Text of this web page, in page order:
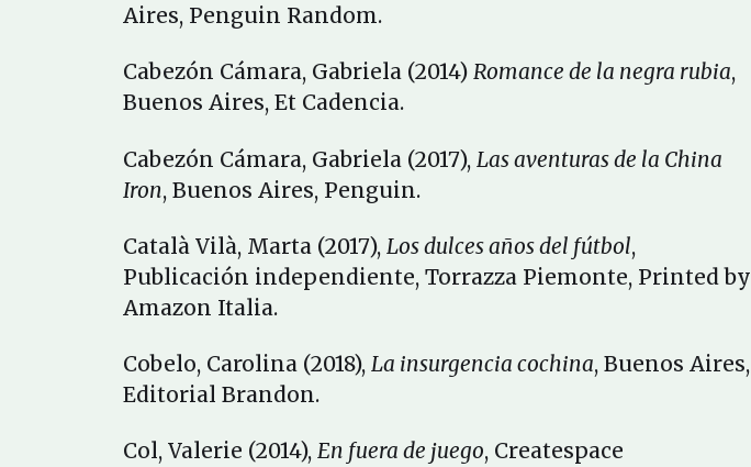
Aires, Penguin Random.
Cabezón Cámara, Gabriela (2014) Romance de la negra rubia,
Buenos Aires, Et Cadencia.
Cabezón Cámara, Gabriela (2017), Las aventuras de la China
Iron, Buenos Aires, Penguin.
Català Vilà, Marta (2017), Los dulces años del fútbol,
Publicación independiente, Torrazza Piemonte, Printed by
Amazon Italia.
Cobelo, Carolina (2018), La insurgencia cochina, Buenos Aires,
Editorial Brandon.
Col, Valerie (2014), En fuera de juego, Createspace